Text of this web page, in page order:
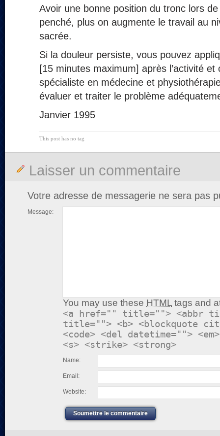
Avoir une bonne position du tronc lors
penché, plus on augmente le travail au
sacrée.
Si la douleur persiste, vous pouvez
[15 minutes maximum] après l’activité
spécialiste en médecine et
évaluer et traiter le problème
Janvier 1995
This post has no tag
Laisser un commentaire
Votre adresse de messagerie ne sera pas
Message:
You may use these HTML tags and
<a href="" title=""> <abbr
title=""> <b> <blockquote
<code> <del datetime="">
<s> <strike> <strong>
Name:
Email:
Website:
Soumettre le commentaire